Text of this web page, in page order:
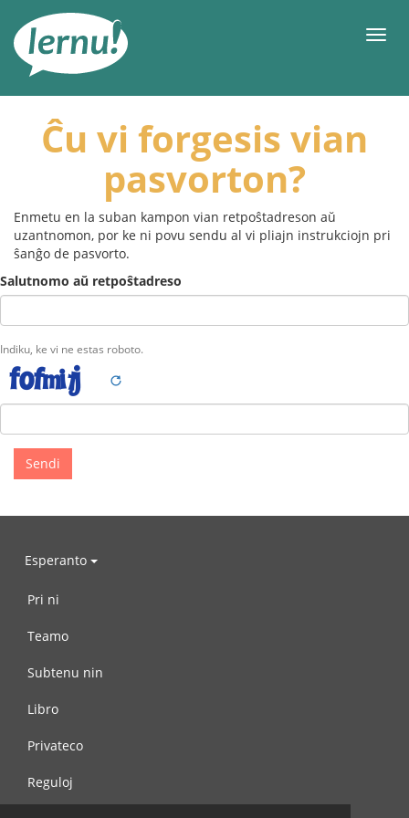
enhavo
Ĉu vi forgesis vian
pasvorton?
Enmetu en la suban kampon vian retpoŝtadreson aŭ
uzantnomon, por ke ni povu sendu al vi pliajn instrukciojn pri
ŝanĝo de pasvorto.
Salutnomo aŭ retpoŝtadreso
Indiku, ke vi ne estas roboto.
Esperanto
Pri ni
Teamo
Subtenu nin
Libro
Privateco
Reguloj